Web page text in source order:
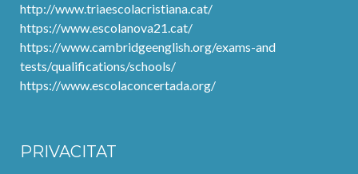
http://www.triaescolacristiana.cat/
https://www.escolanova21.cat/
https://www.cambridgeenglish.org/exams-and
tests/qualifications/schools/
https://www.escolaconcertada.org/
PRIVACITAT